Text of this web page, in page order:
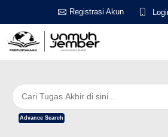
Registrasi Akun
Advance Search